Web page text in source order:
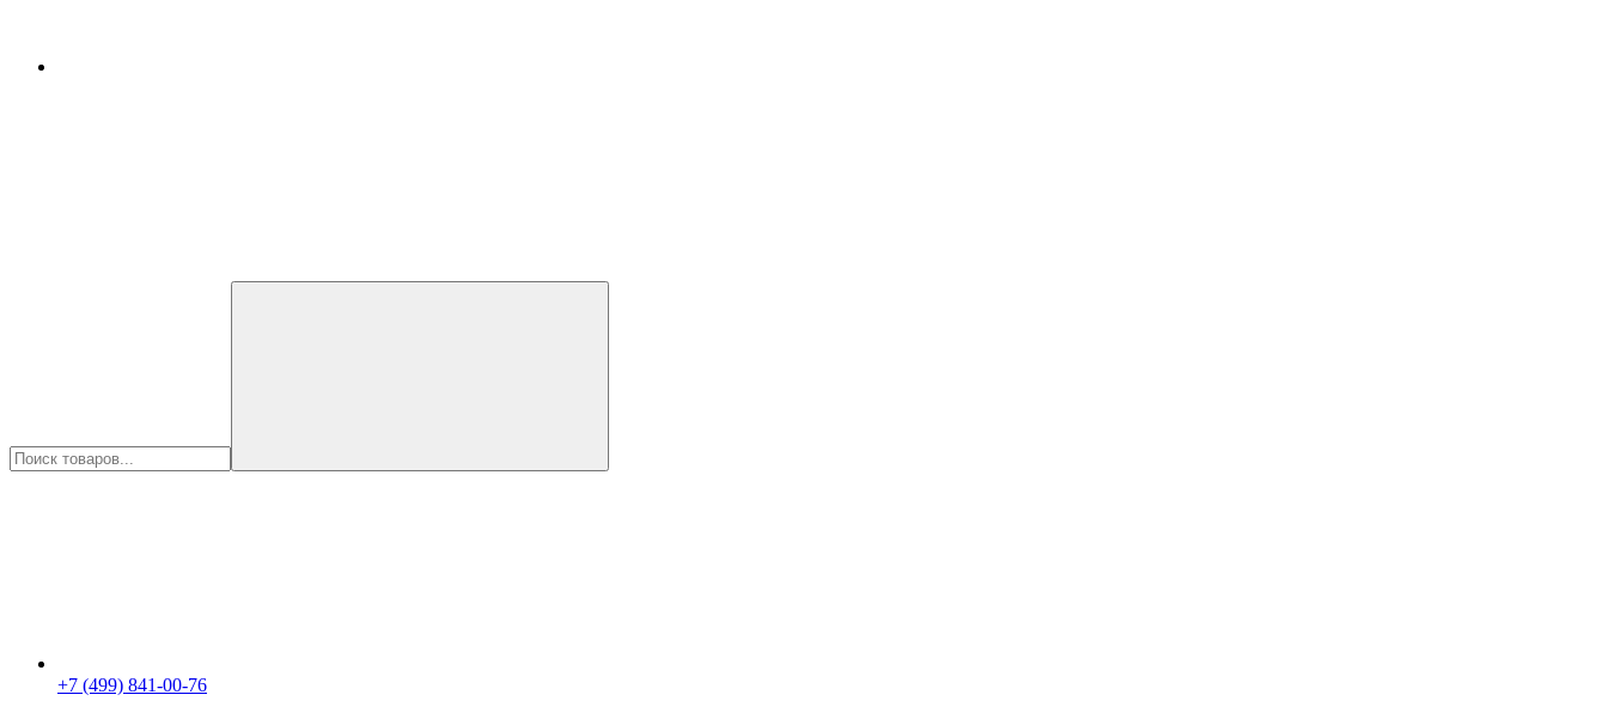
+7 (499) 841-00-76